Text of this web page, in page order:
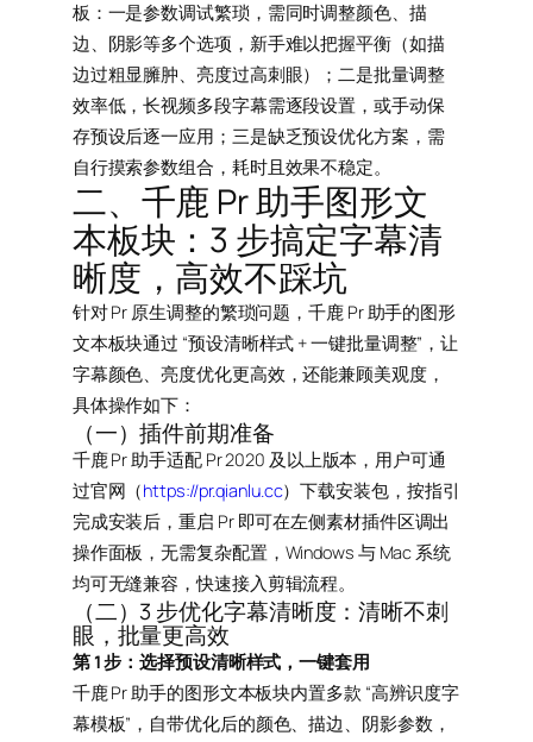
板：一是参数调试繁琐，需同时调整颜色、描
边、阴影等多个选项，新手难以把握平衡（如描
边过粗显臃肿、亮度过高刺眼）；二是批量调整
效率低，长视频多段字幕需逐段设置，或手动保
存预设后逐一应用；三是缺乏预设优化方案，需
自行摸索参数组合，耗时且效果不稳定。
二、千鹿 Pr 助手图形文
本板块：3 步搞定字幕清
晰度，高效不踩坑
针对 Pr 原生调整的繁琐问题，千鹿 Pr 助手的图形
文本板块通过 “预设清晰样式 + 一键批量调整”，让
字幕颜色、亮度优化更高效，还能兼顾美观度，
具体操作如下：
（一）插件前期准备
千鹿 Pr 助手适配 Pr 2020 及以上版本，用户可通
过官网（https://pr.qianlu.cc）下载安装包，按指引
完成安装后，重启 Pr 即可在左侧素材插件区调出
操作面板，无需复杂配置，Windows 与 Mac 系统
均可无缝兼容，快速接入剪辑流程。
（二）3 步优化字幕清晰度：清晰不刺
眼，批量更高效
第 1 步：选择预设清晰样式，一键套用
千鹿 Pr 助手的图形文本板块内置多款 “高辨识度字
幕模板”，自带优化后的颜色、描边、阴影参数，